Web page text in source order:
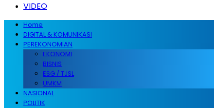
VIDEO
Home
DIGITAL & KOMUNIKASI
PEREKONOMIAN
EKONOMI
BISNIS
ESG / TJSL
UMKM
NASIONAL
POLITIK